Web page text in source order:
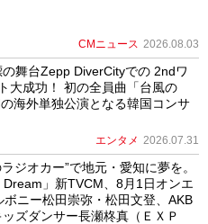
CMニュース 2026.08.03
舞台Zepp DiverCityでの 2ndワ
大成功！ 初の全員曲「台風の
海外単独公演となる韓国コンサ
エンタメ 2026.07.31
ジオカー”で地元・愛知に夢を。
」新TVCM、8月1日オンエ
ニー松田崇弥・松田文登、AKB
ズダンサー長瀬柊真（ＥＸＰ